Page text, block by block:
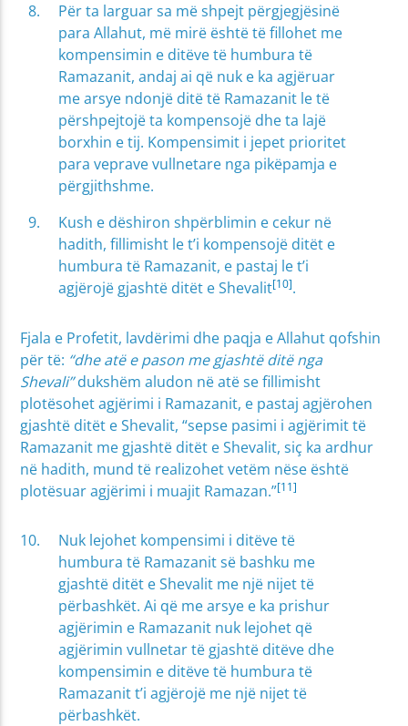
Për ta larguar sa më shpejt përgjegjësinë
para Allahut, më mirë është të fillohet me
kompensimin e ditëve të humbura të
Ramazanit, andaj ai që nuk e ka agjëruar
me arsye ndonjë ditë të Ramazanit le të
përshpejtojë ta kompensojë dhe ta lajë
borxhin e tij. Kompensimit i jepet prioritet
para veprave vullnetare nga pikëpamja e
përgjithshme.
Kush e dëshiron shpërblimin e cekur në
hadith, fillimisht le t’i kompensojë ditët e
humbura të Ramazanit, e pastaj le t’i
agjërojë gjashtë ditët e Shevalit[10].
Fjala e Profetit, lavdërimi dhe paqja e Allahut qofshin
për të: “dhe atë e pason me gjashtë ditë nga
Shevali”dukshëm aludon në atë se fillimisht
plotësohet agjërimi i Ramazanit, e pastaj agjërohen
gjashtë ditët e Shevalit, “sepse pasimi i agjërimit të
Ramazanit me gjashtë ditët e Shevalit, siç ka ardhur
në hadith, mund të realizohet vetëm nëse është
plotësuar agjërimi i muajit Ramazan.”[11]
Nuk lejohet kompensimi i ditëve të
humbura të Ramazanit së bashku me
gjashtë ditët e Shevalit me një nijet të
përbashkët. Ai që me arsye e ka prishur
agjërimin e Ramazanit nuk lejohet që
agjërimin vullnetar të gjashtë ditëve dhe
kompensimin e ditëve të humbura të
Ramazanit t’i agjërojë me një nijet të
përbashkët.